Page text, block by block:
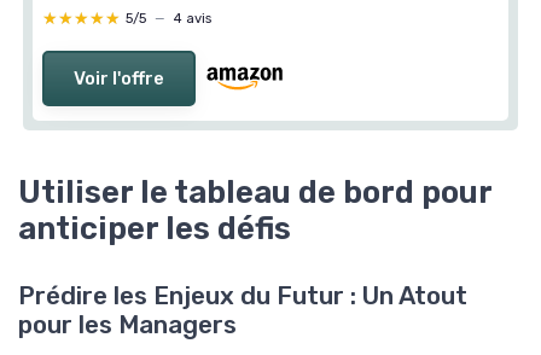
★★★★★
★★★★★ 5/5 — 4 avis
Voir l'offre
Utiliser le tableau de bord pour
anticiper les défis
Prédire les Enjeux du Futur : Un Atout
pour les Managers